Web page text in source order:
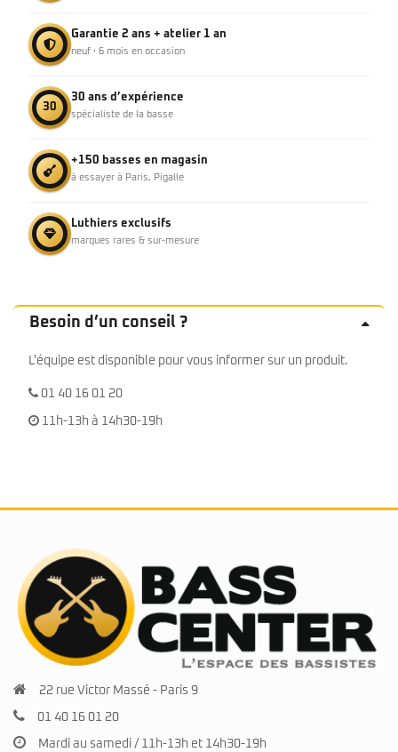
Garantie 2 ans + atelier 1 an
neuf · 6 mois en occasion
30
30 ans d’expérience
spécialiste de la basse
+150 basses en magasin
à essayer à Paris, Pigalle
Luthiers exclusifs
marques rares & sur-mesure
Besoin d’un conseil ?
L'équipe est disponible pour vous informer sur un produit.
01 40 16 01 20
11h-13h à 14h30-19h
22 rue Victor Massé - Paris 9
01 40 16 01 20
Mardi au samedi / 11h-13h et 14h30-19h